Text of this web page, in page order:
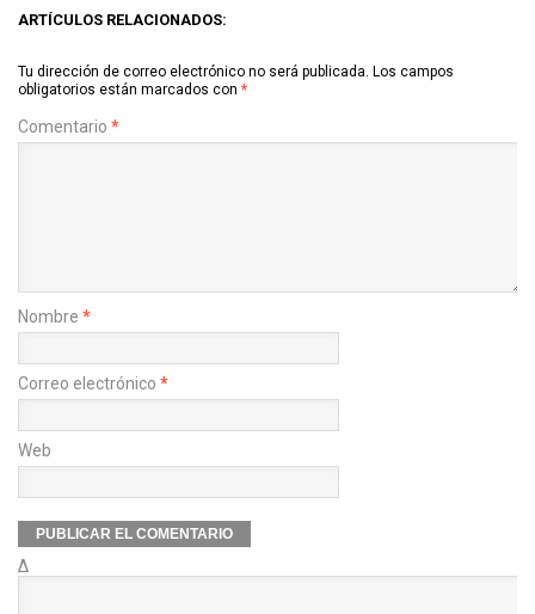
ARTÍCULOS RELACIONADOS:
Tu dirección de correo electrónico no será publicada. Los campos
obligatorios están marcados con *
Comentario *
Nombre *
Correo electrónico *
Web
Δ